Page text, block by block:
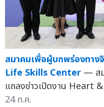
สมาคมเพื่อผู้บกพร่องทา
Life Skills Center — ส
แถลงข่าวเปิดงาน Heart
24 ก.ค.